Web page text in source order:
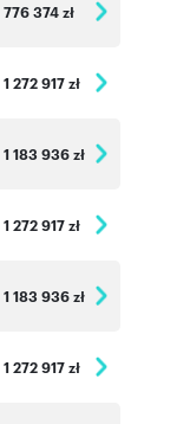
776 374 zł
1 272 917 zł
1 183 936 zł
1 272 917 zł
1 183 936 zł
1 272 917 zł